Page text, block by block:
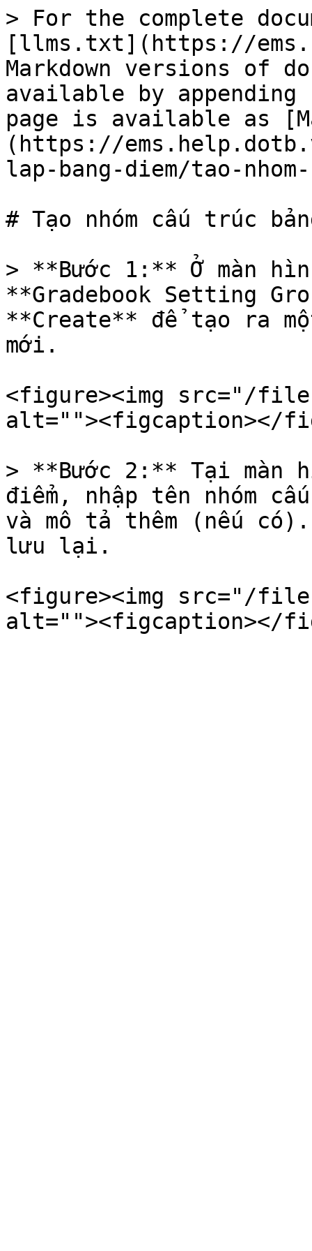
> For the complete
[llms.txt](https://
Markdown versions of
available by
page is available as
(https://
lap-bang-diem/tao-
# Tạo nhóm cấu trúc
> **Bước 1:** Ở màn
**Gradebook Setting
**Create** để tạo ra
mới.
<figure><img src="/
alt=""><figcaption></
> **Bước 2:** Tại màn
điểm, nhập tên nhóm
và mô tả thêm (nếu
lưu lại.
<figure><img src="/files/